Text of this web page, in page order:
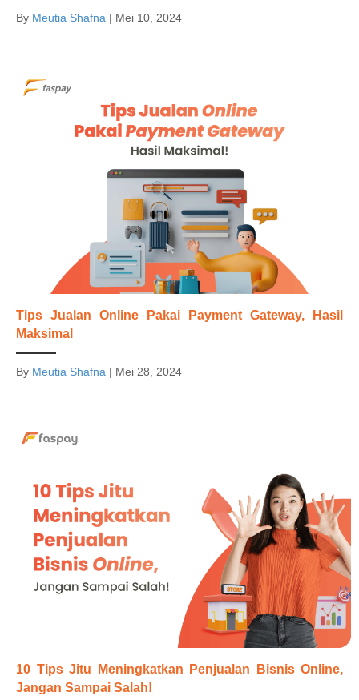
By Meutia Shafna | Mei 10, 2024
Tips Jualan Online Pakai Payment Gateway, Hasil
Maksimal
By Meutia Shafna | Mei 28, 2024
10 Tips Jitu Meningkatkan Penjualan Bisnis Online,
Jangan Sampai Salah!